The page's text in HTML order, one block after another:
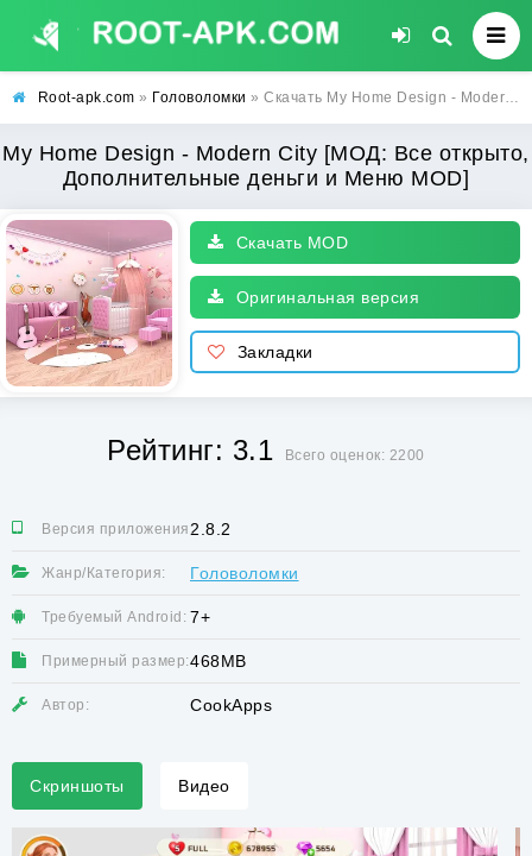
Root-apk.com » Головоломки » Скачать My Home Design - Modern City [МОД: Все открыто, Дополнительные деньги и Меню MOD] | Взлом My Home Design - Modern City на Андроид
My Home Design - Modern City [МОД: Все открыто,
Дополнительные деньги и Меню MOD]
Скачать MOD
Оригинальная версия
Закладки
Рейтинг: 3.1 Всего оценок: 2200
Версия приложения:2.8.2
Жанр/Категория: Головоломки
Требуемый Android: 7+
Примерный размер:468MB
Автор: CookApps
Скриншоты Видео